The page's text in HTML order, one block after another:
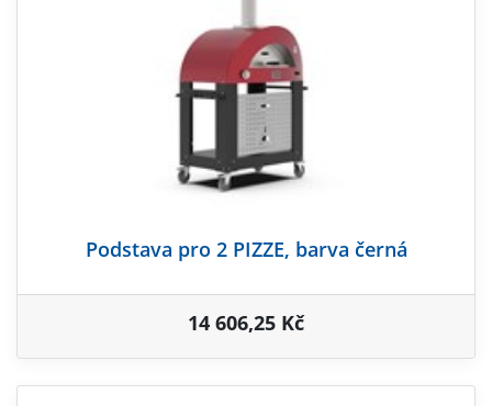
Podstava pro 2 PIZZE, barva černá
14 606,25 Kč